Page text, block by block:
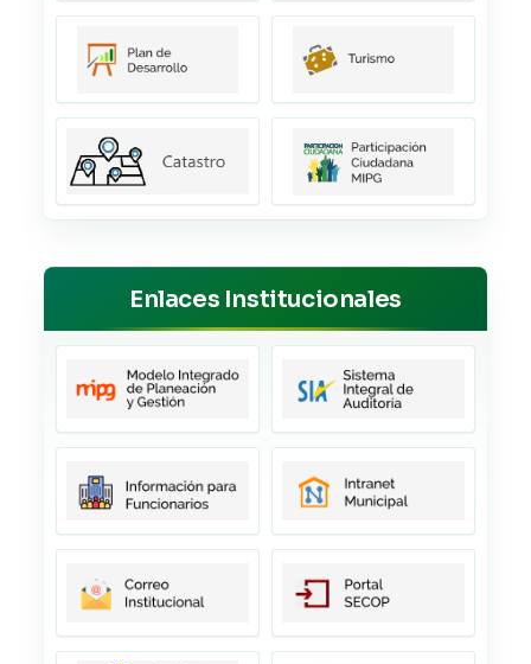
Enlaces Institucionales